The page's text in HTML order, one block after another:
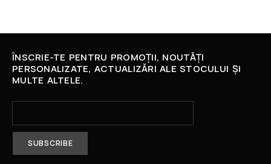
ÎNSCRIE-TE PENTRU PROMOȚII, NOUTĂȚI
PERSONALIZATE, ACTUALIZĂRI ALE STOCULUI ȘI
MULTE ALTELE.